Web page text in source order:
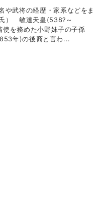
武将の経歴・家系などをま
） 敏達天皇(538?～
を務めた小野妹子の子孫
年)の後裔と言わ...